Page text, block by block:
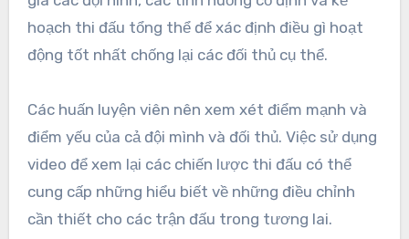
hoạch thi đấu tổng thể để xác định điều gì hoạt
động tốt nhất chống lại các đối thủ cụ thể.
Các huấn luyện viên nên xem xét điểm mạnh và
điểm yếu của cả đội mình và đối thủ. Việc sử dụng
video để xem lại các chiến lược thi đấu có thể
cung cấp những hiểu biết về những điều chỉnh
cần thiết cho các trận đấu trong tương lai.